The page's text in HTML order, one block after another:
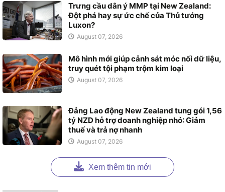
Trưng cầu dân ý MMP tại New Zealand:
Đột phá hay sự ức chế của Thủ tướng
Luxon?
August 07, 2026
Mô hình mới giúp cảnh sát móc nối dữ liệu,
truy quét tội phạm trộm kim loại
August 07, 2026
Đảng Lao động New Zealand tung gói 1,56
tỷ NZD hỗ trợ doanh nghiệp nhỏ: Giảm
thuế và trả nợ nhanh
August 07, 2026
Xem thêm tin mới